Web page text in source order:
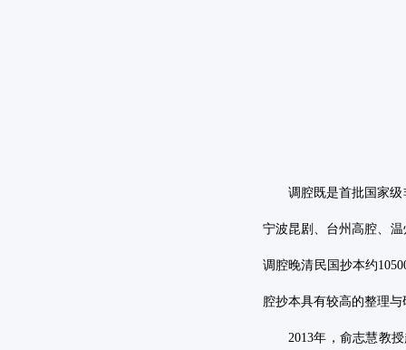
调腔既是首批国家
宁波昆剧、台州高腔、
调腔晚清民国抄本约
腔抄本具有较高的整理
2013年，俞志慧教